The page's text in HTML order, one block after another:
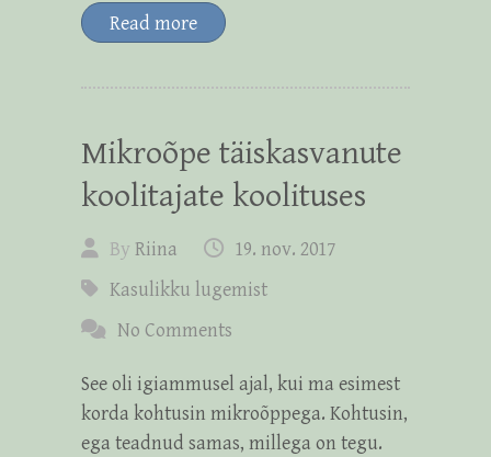
Read more
Mikroõpe täiskasvanute
koolitajate koolituses
By Riina
19. nov. 2017
Kasulikku lugemist
No Comments
See oli igiammusel ajal, kui ma esimest
korda kohtusin mikroõppega. Kohtusin,
ega teadnud samas, millega on tegu.